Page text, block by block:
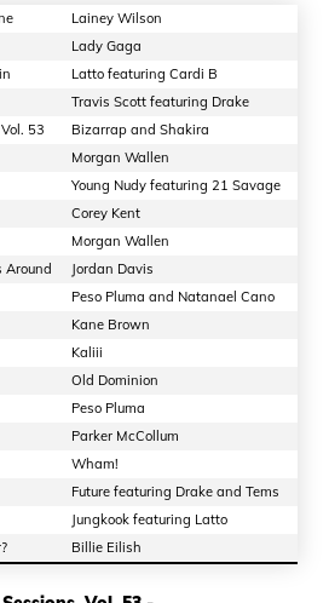
Lainey Wilson
Lady Gaga
Latto featuring Cardi B
Travis Scott featuring Drake
53
Bizarrap and Shakira
Morgan Wallen
Young Nudy featuring 21 Savage
Corey Kent
Morgan Wallen
Around
Jordan Davis
Peso Pluma and Natanael Cano
Kane Brown
Kaliii
Old Dominion
Peso Pluma
Parker McCollum
Wham!
Future featuring Drake and Tems
Jungkook featuring Latto
Billie Eilish